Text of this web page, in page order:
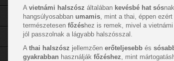
A vietnámi halszósz általában kevésbé hat sós
hangsúlyosabban umamis, mint a thai, éppen
természetesen főzéshez is remek, mivel a
jól passzolnak a lágyabb halszósszal.
A thai halszósz jellemzően erőteljesebb és
gyakrabban használják főzéshez, mint